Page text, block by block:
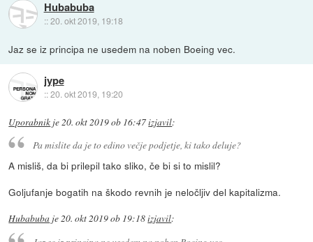
Hubabuba
::20. okt 2019, 19:18
Jaz se iz principa ne usedem na noben Boeing vec.
jype
::20. okt 2019, 19:20
Uporabnik je20. okt 2019 ob 16:47izjavil:
Pa mislite da je to edino večje podjetje, ki tako deluje?
A misliš, da bi prilepil tako sliko, če bi si to mislil?
Goljufanje bogatih na škodo revnih je neločljiv del kapitalizma.
Hubabuba je20. okt 2019 ob 19:18izjavil: